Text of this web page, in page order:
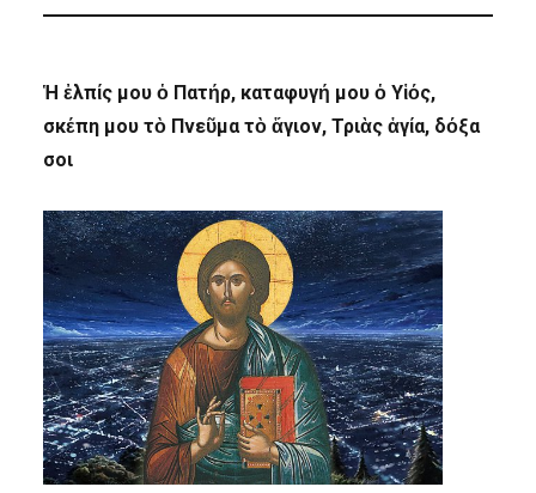
Ἡ ἐλπίς μου ὁ Πατήρ, καταφυγή μου ὁ Υἱός,
σκέπη μου τὸ Πνεῦμα τὸ ἅγιον, Τριὰς ἁγία, δόξα
σοι